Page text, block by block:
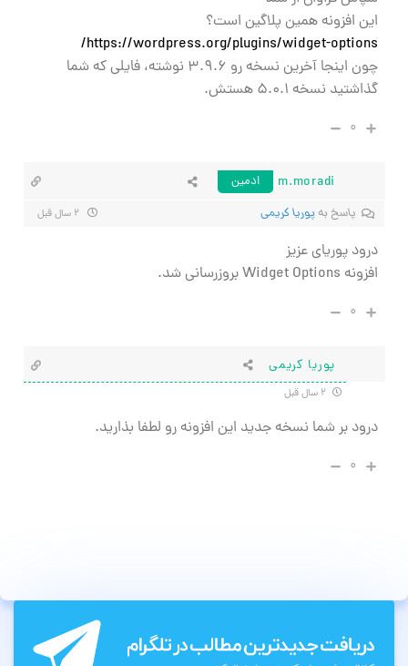
این افزونه همین پلاگین است؟
https://wordpress.org/plugins/widget-options/
چون اینجا آخرین نسخه رو ۳.۹.۶ نوشته، فایلی که شما
گذاشتید نسخه ۵.۰.۱ هستش.
۰
m.moradi
ادمین
پاسخ بهپوریا کریمی
درود پوریای عزیز
افزونه Widget Options بروزرسانی شد.
۰
پوریا کریمی
درود بر شما نسخه جدید این افزونه رو لطفا بذارید.
۰